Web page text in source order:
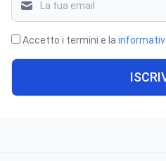
Accetto i termini e la